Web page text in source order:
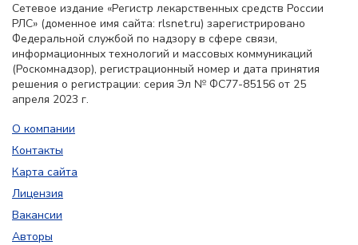
Сетевое издание «Регистр лекарственных средств России
РЛС» (доменное имя сайта: rlsnet.ru) зарегистрировано
Федеральной службой по надзору в сфере связи,
информационных технологий и массовых коммуникаций
(Роскомнадзор), регистрационный номер и дата принятия
решения о регистрации: серия Эл № ФС77-85156 от 25
апреля 2023 г.
О компании
Контакты
Карта сайта
Лицензия
Вакансии
Авторы